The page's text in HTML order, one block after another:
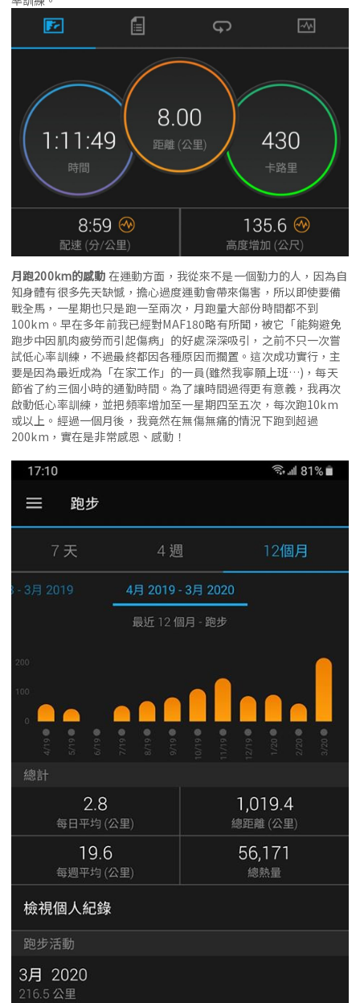
月跑200km的感動 在運動方面，我從來不是一個勤力的人，因為自
知身體有很多先天缺憾，擔心過度運動會帶來傷害，所以即使要備
戰全馬，一星期也只是跑一至兩次，月跑量大部份時間都不到
100km。早在多年前我已經對MAF180略有所聞，被它「能夠避免
跑步中因肌肉疲勞而引起傷病」的好處深深吸引，之前不只一次嘗
試低心率訓練，不過最終都因各種原因而擱置。這次成功實行，主
要是因為最近成為「在家工作」的一員(雖然我寧願上班…)，每天
節省了約三個小時的通勤時間。為了讓時間過得更有意義，我再次
啟動低心率訓練，並把頻率增加至一星期四至五次，每次跑10km
或以上。經過一個月後，我竟然在無傷無痛的情況下跑到超過
200km，實在是非常感恩、感動！